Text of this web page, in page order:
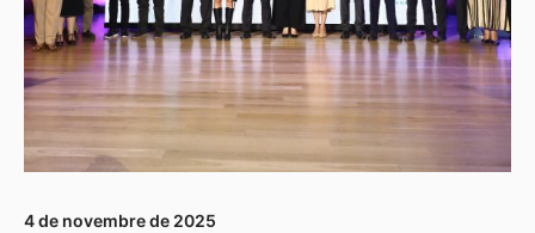
4 de novembre de 2025